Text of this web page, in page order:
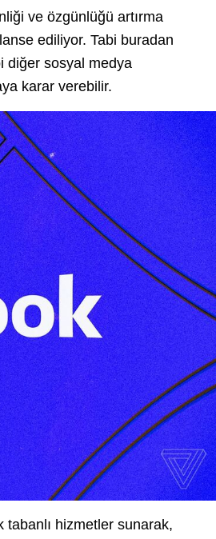
ve özgünlüğü artırma
ediliyor. Tabi buradan
diğer sosyal medya
karar verebilir.
hizmetler sunarak,